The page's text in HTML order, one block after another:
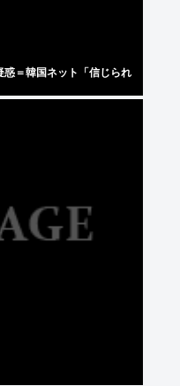
＝韓国ネット「信じられ